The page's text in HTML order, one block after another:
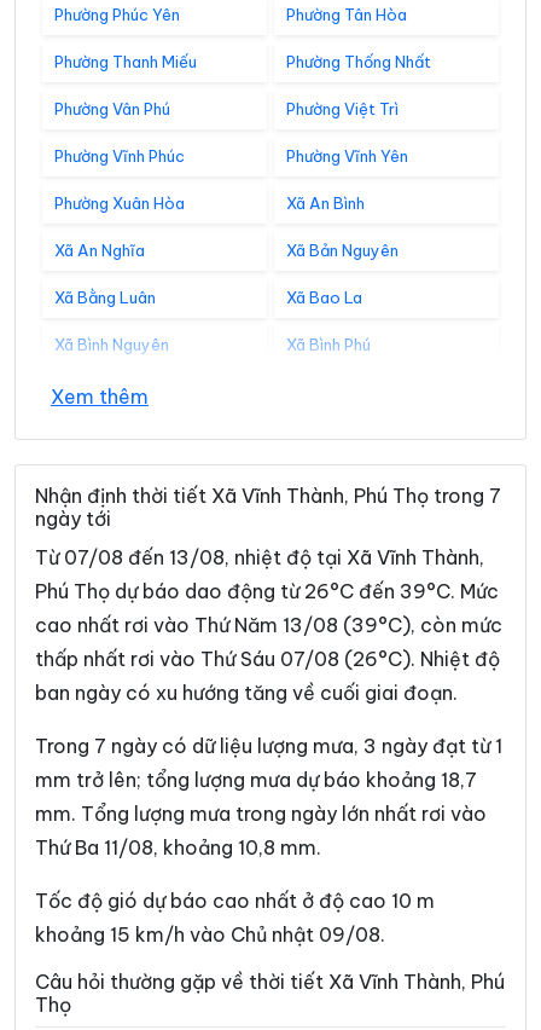
Phường Phúc Yên Phường Tân Hòa
Phường Thanh Miếu Phường Thống Nhất
Phường Vân Phú Phường Việt Trì
Phường Vĩnh Phúc Phường Vĩnh Yên
Phường Xuân Hòa Xã An Bình
Xã An Nghĩa Xã Bản Nguyên
Xã Bằng Luân Xã Bao La
Xã Bình Nguyên Xã Bình Phú
Xã Bình Tuyền
Xã Cẩm Khê Xã Cao Dương
Xã Cao Phong Xã Cao Sơn
Xã Chân Mộng
Xã Chí Tiên Xã Cự Đồng
Xã Đà Bắc Xã Đại Đình
Xã Đại Đồng Xã Dân Chủ
Xã Đào Xá Xã Đoan Hùng
Xã Đồng Lương Xã Đông Thành
Xã Đức Nhàn
Xã Hạ Hòa Xã Hải Lựu
Xã Hoàng An
Xem thêm
Nhận định thời tiết Xã Vĩnh Thành, Phú Thọ trong 7
ngày tới
Từ 07/08 đến 13/08, nhiệt độ tại Xã Vĩnh Thành,
Phú Thọ dự báo dao động từ 26°C đến 39°C. Mức
cao nhất rơi vào Thứ Năm 13/08 (39°C), còn mức
thấp nhất rơi vào Thứ Sáu 07/08 (26°C). Nhiệt độ
ban ngày có xu hướng tăng về cuối giai đoạn.
Trong 7 ngày có dữ liệu lượng mưa, 3 ngày đạt từ 1
mm trở lên; tổng lượng mưa dự báo khoảng 18,7
mm. Tổng lượng mưa trong ngày lớn nhất rơi vào
Thứ Ba 11/08, khoảng 10,8 mm.
Tốc độ gió dự báo cao nhất ở độ cao 10 m
khoảng 15 km/h vào Chủ nhật 09/08.
Câu hỏi thường gặp về thời tiết Xã Vĩnh Thành, Phú
Thọ